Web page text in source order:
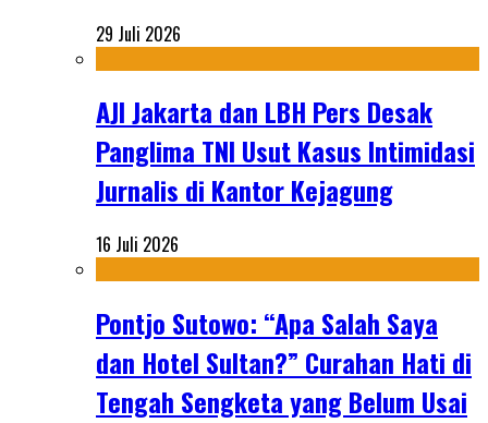
29 Juli 2026
AJI Jakarta dan LBH Pers Desak
Panglima TNI Usut Kasus Intimidasi
Jurnalis di Kantor Kejagung
16 Juli 2026
Pontjo Sutowo: “Apa Salah Saya
dan Hotel Sultan?” Curahan Hati di
Tengah Sengketa yang Belum Usai